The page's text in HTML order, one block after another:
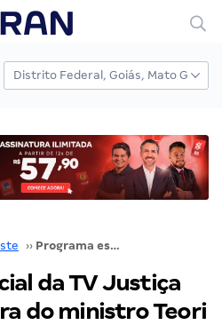
›› Programa especial da TV Justiça mostra a carreira do ministro Teori Zavascki
da TV Justiça
do ministro Teori